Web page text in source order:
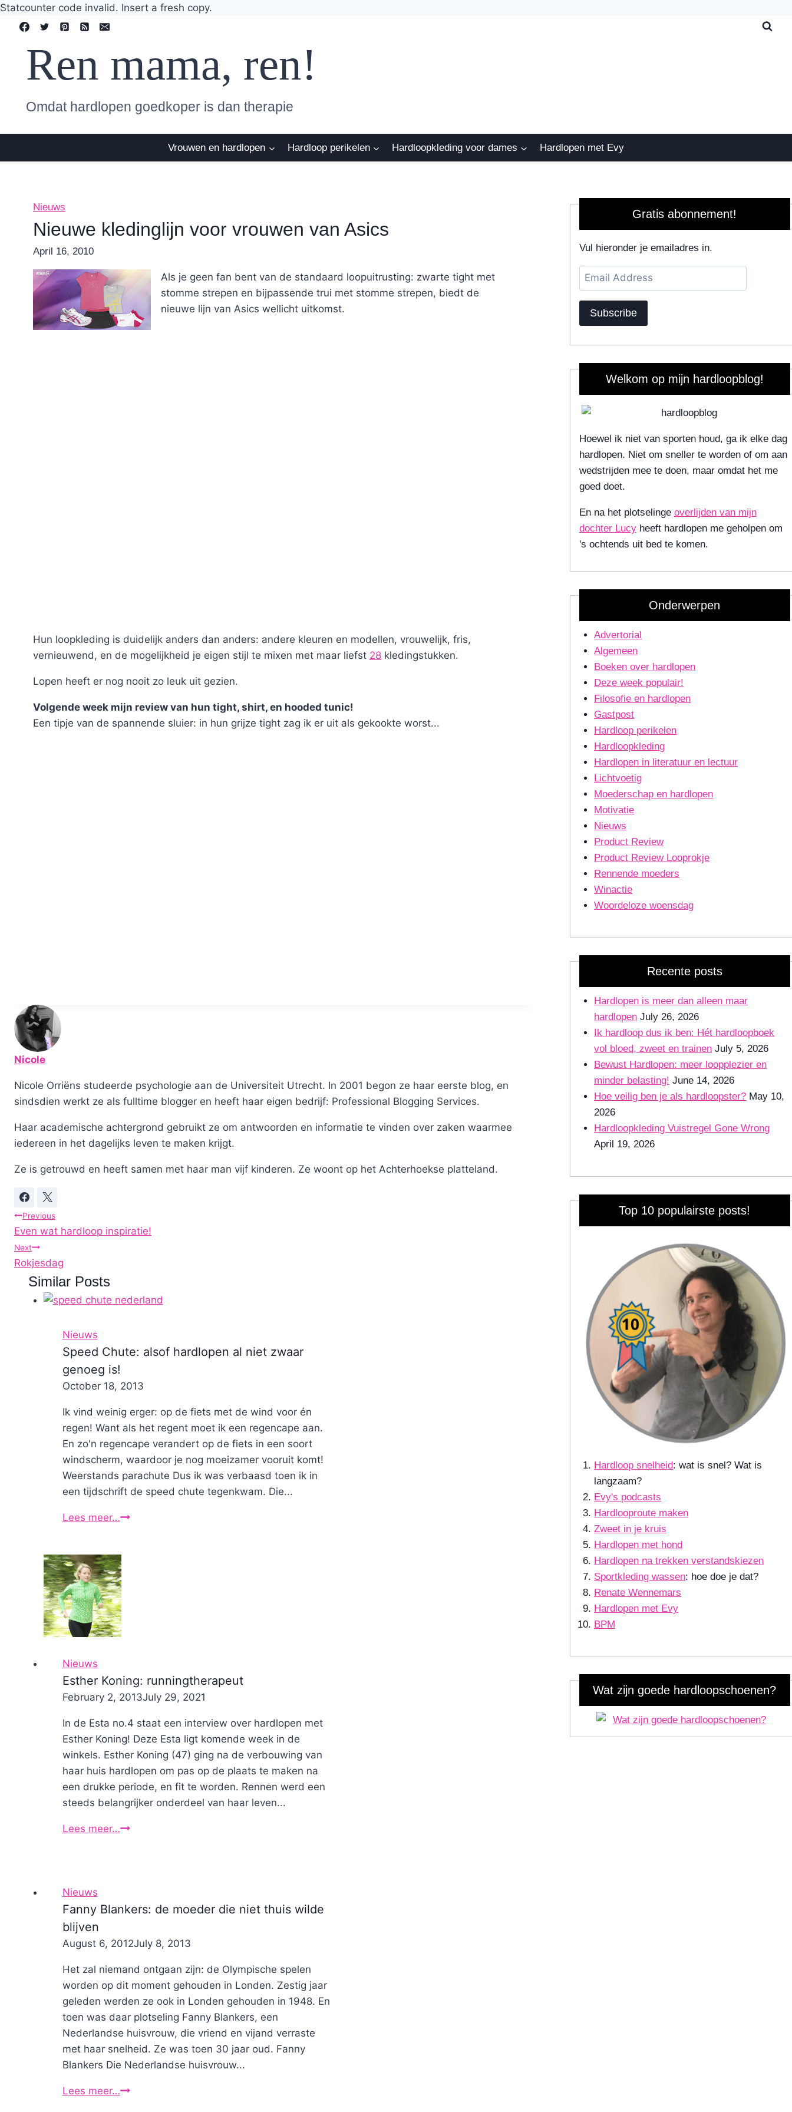
Statcounter code invalid. Insert a fresh copy.
Skip
contentRen mama, ren!
Omdat hardlopen goedkoper is dan therapie
Vrouwen en hardlopen Hardloop perikelen Hardloopkleding voor dames Hardlopen met Evy
Nieuws
Nieuwe kledinglijn voor vrouwen van Asics
ByNicole
April 16, 2010
Als je geen fan bent van de standaard loopuitrusting: zwarte tight met
stomme strepen en bijpassende trui met stomme strepen, biedt de
nieuwe lijn van Asics wellicht uitkomst.
Hun loopkleding is duidelijk anders dan anders: andere kleuren en modellen, vrouwelijk, fris,
vernieuwend, en de mogelijkheid je eigen stijl te mixen met maar liefst 28 kledingstukken.
Lopen heeft er nog nooit zo leuk uit gezien.
Volgende week mijn review van hun tight, shirt, en hooded tunic!
Een tipje van de spannende sluier: in hun grijze tight zag ik er uit als gekookte worst...
Nicole
Nicole Orriëns studeerde psychologie aan de Universiteit Utrecht. In 2001 begon ze haar eerste blog, en
sindsdien werkt ze als fulltime blogger en heeft haar eigen bedrijf: Professional Blogging Services.
Haar academische achtergrond gebruikt ze om antwoorden en informatie te vinden over zaken waarmee
iedereen in het dagelijks leven te maken krijgt.
Ze is getrouwd en heeft samen met haar man vijf kinderen. Ze woont op het Achterhoekse platteland.
Post
navigation
Previous
Even wat hardloop inspiratie!
Next
Rokjesdag
Similar Posts
Nieuws
Speed Chute: alsof hardlopen al niet zwaar
genoeg is!
ByNicole
October 18, 2013
Ik vind weinig erger: op de fiets met de wind voor én
regen! Want als het regent moet ik een regencape aan.
En zo'n regencape verandert op de fiets in een soort
windscherm, waardoor je nog moeizamer vooruit komt!
Weerstands parachute Dus ik was verbaasd toen ik in
een tijdschrift de speed chute tegenkwam. Die...
Lees meer…Speed
hardlopen
al
niet
zwaar
genoeg
Nieuws
Esther Koning: runningtherapeut
ByNicole
February 2, 2013July 29, 2021
In de Esta no.4 staat een interview over hardlopen met
Esther Koning! Deze Esta ligt komende week in de
winkels. Esther Koning (47) ging na de verbouwing van
haar huis hardlopen om pas op de plaats te maken na
een drukke periode, en fit te worden. Rennen werd een
steeds belangrijker onderdeel van haar leven...
Lees meer…Esther
Nieuws
Fanny Blankers: de moeder die niet thuis wilde
blijven
ByNicole
August 6, 2012July 8, 2013
Het zal niemand ontgaan zijn: de Olympische spelen
worden op dit moment gehouden in Londen. Zestig jaar
geleden werden ze ook in Londen gehouden in 1948. En
toen was daar plotseling Fanny Blankers, een
Nederlandse huisvrouw, die vriend en vijand verraste
met haar snelheid. Ze was toen 30 jaar oud. Fanny
Blankers Die Nederlandse huisvrouw...
Lees meer…Fanny
Gratis abonnement!
Vul hieronder je emailadres in.
Email
Address
Subscribe
Welkom op mijn hardloopblog!
Hoewel ik niet van sporten houd, ga ik elke dag
hardlopen. Niet om sneller te worden of om aan
wedstrijden mee te doen, maar omdat het me
goed doet.
En na het plotselinge overlijden van mijn
dochter Lucyheeft hardlopen me geholpen om
's ochtends uit bed te komen.
Onderwerpen
Advertorial
Algemeen
Boeken over hardlopen
Deze week populair!
Filosofie en hardlopen
Gastpost
Hardloop perikelen
Hardloopkleding
Hardlopen in literatuur en lectuur
Lichtvoetig
Moederschap en hardlopen
Motivatie
Nieuws
Product Review
Product Review Looprokje
Rennende moeders
Winactie
Woordeloze woensdag
Recente posts
Hardlopen is meer dan alleen maar
hardlopen July 26, 2026
Ik hardloop dus ik ben: Hét hardloopboek
vol bloed, zweet en trainen July 5, 2026
Bewust Hardlopen: meer loopplezier en
minder belasting! June 14, 2026
Hoe veilig ben je als hardloopster? May 10,
2026
Hardloopkleding Vuistregel Gone Wrong
April 19, 2026
Top 10 populairste posts!
Hardloop snelheid: wat is snel? Wat is
langzaam?
Evy's podcasts
Hardlooproute maken
Zweet in je kruis
Hardlopen met hond
Hardlopen na trekken verstandskiezen
Sportkleding wassen: hoe doe je dat?
Renate Wennemars
Hardlopen met Evy
BPM
Wat zijn goede hardloopschoenen?